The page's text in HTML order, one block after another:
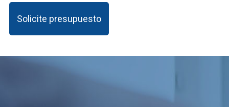
Solicite presupuesto